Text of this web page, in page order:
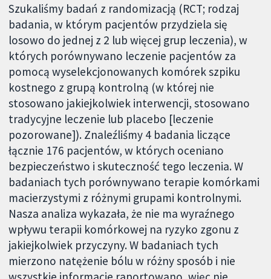
Szukaliśmy badań z randomizacją (RCT; rodzaj
badania, w którym pacjentów przydziela się
losowo do jednej z 2 lub więcej grup leczenia), w
których porównywano leczenie pacjentów za
pomocą wyselekcjonowanych komórek szpiku
kostnego z grupą kontrolną (w której nie
stosowano jakiejkolwiek interwencji, stosowano
tradycyjne leczenie lub placebo [leczenie
pozorowane]). Znaleźliśmy 4 badania liczące
łącznie 176 pacjentów, w których oceniano
bezpieczeństwo i skuteczność tego leczenia. W
badaniach tych porównywano terapie komórkami
macierzystymi z różnymi grupami kontrolnymi.
Nasza analiza wykazała, że nie ma wyraźnego
wpływu terapii komórkowej na ryzyko zgonu z
jakiejkolwiek przyczyny. W badaniach tych
mierzono natężenie bólu w różny sposób i nie